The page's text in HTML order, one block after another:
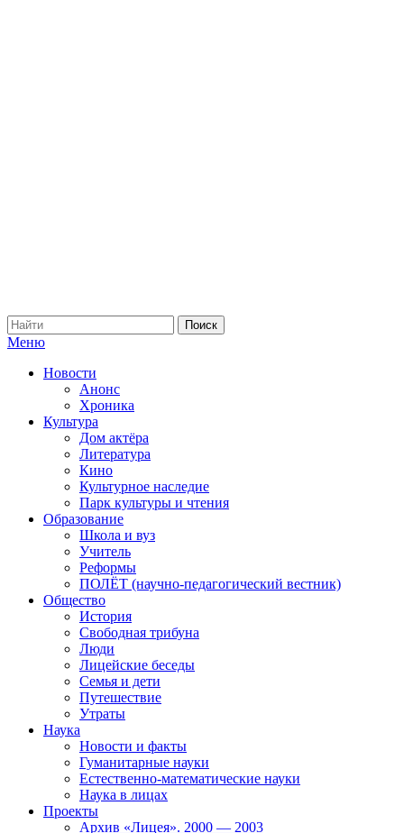
Меню
Новости
Анонс
Хроника
Культура
Дом актёра
Литература
Кино
Культурное наследие
Парк культуры и чтения
Образование
Школа и вуз
Учитель
Реформы
ПОЛЁТ (научно-педагогический вестник)
Общество
История
Свободная трибуна
Люди
Лицейские беседы
Семья и дети
Путешествие
Утраты
Наука
Новости и факты
Гуманитарные науки
Естественно-математические науки
Наука в лицах
Проекты
Архив «Лицея». 2000 — 2003